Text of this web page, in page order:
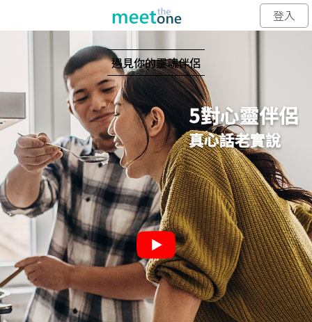
登入
5對心靈伴侶
真心話老實說
遇見你的靈魂伴侶